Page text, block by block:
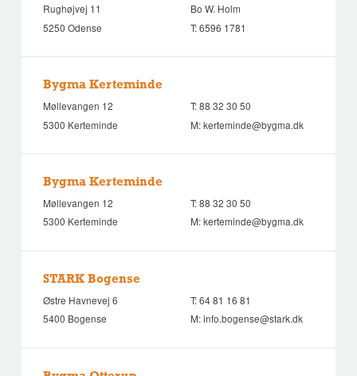
Rughøjvej 11
5250 Odense
Bo W. Holm
T:6596 1781
Bygma Kerteminde
Møllevangen 12
5300 Kerteminde
T:88 32 30 50
M:kerteminde@bygma.dk
Bygma Kerteminde
Møllevangen 12
5300 Kerteminde
T:88 32 30 50
M:kerteminde@bygma.dk
STARK Bogense
Østre Havnevej 6
5400 Bogense
T:64 81 16 81
M:info.bogense@stark.dk